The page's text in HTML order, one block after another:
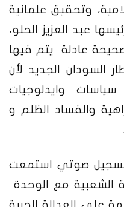
وتحقيق علمانية
عبد العزيز الحلو،
عادلة يتم فيها
السودان الجديد لأن
وايدلوجيات
والفساد الظلم و
صوتي استمعت
الشعبية مع الوحدة
على العدالة الحرية